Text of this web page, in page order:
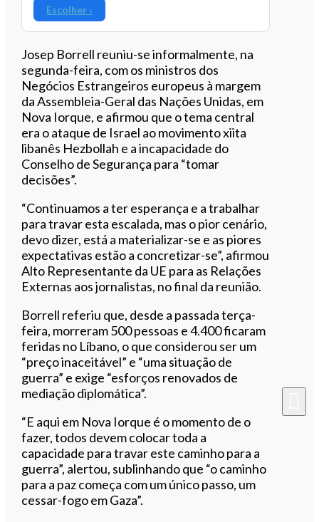
Escolher ›
Josep Borrell reuniu-se informalmente, na
segunda-feira, com os ministros dos
Negócios Estrangeiros europeus à margem
da Assembleia-Geral das Nações Unidas, em
Nova Iorque, e afirmou que o tema central
era o ataque de Israel ao movimento xiita
libanês Hezbollah e a incapacidade do
Conselho de Segurança para “tomar
decisões”.
“Continuamos a ter esperança e a trabalhar
para travar esta escalada, mas o pior cenário,
devo dizer, está a materializar-se e as piores
expectativas estão a concretizar-se”, afirmou
Alto Representante da UE para as Relações
Externas aos jornalistas, no final da reunião.
Borrell referiu que, desde a passada terça-
feira, morreram 500 pessoas e 4.400 ficaram
feridas no Líbano, o que considerou ser um
“preço inaceitável” e “uma situação de
guerra” e exige “esforços renovados de
mediação diplomática”.
“E aqui em Nova Iorque é o momento de o
fazer, todos devem colocar toda a
capacidade para travar este caminho para a
guerra”, alertou, sublinhando que “o caminho
para a paz começa com um único passo, um
cessar-fogo em Gaza”.